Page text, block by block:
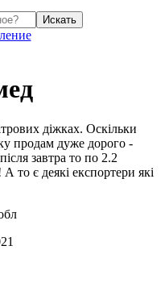
Искать
діжках. Оскільки
продам дуже дорого -
завтра то по 2.2
то є деякі експортери які